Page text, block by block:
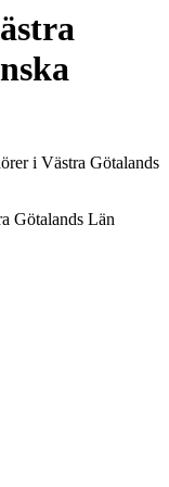
i Västra Götalands
Götalands Län